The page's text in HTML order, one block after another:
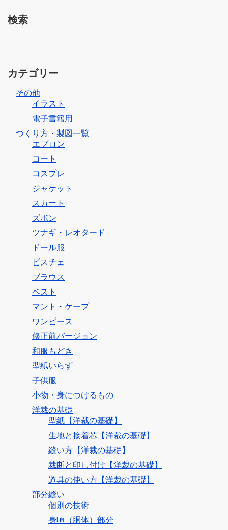
検索
カテゴリー
その他
イラスト
電子書籍用
つくり方・製図一覧
エプロン
コート
コスプレ
ジャケット
スカート
ズボン
ツナギ・レオタード
ドール服
ビスチェ
ブラウス
ベスト
マント・ケープ
ワンピース
修正前バージョン
和服もどき
型紙いらず
子供服
小物・身につけるもの
洋裁の基礎
型紙【洋裁の基礎】
生地と接着芯【洋裁の基礎】
縫い方【洋裁の基礎】
裁断と印し付け【洋裁の基礎】
道具の使い方【洋裁の基礎】
部分縫い
個別の技術
身頃（胴体）部分